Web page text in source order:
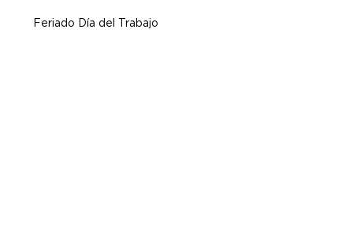
Feriado Día del Trabajo